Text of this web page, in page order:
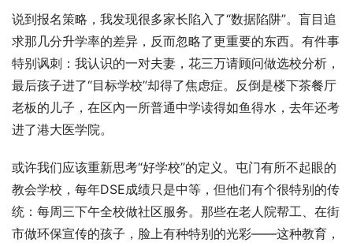
说到报名策略，我发现很多家长陷入了“数据陷阱”。盲目追
求那几分升学率的差异，反而忽略了更重要的东西。有件事
特别讽刺：我认识的一对夫妻，花三万请顾问做选校分析，
最后孩子进了“目标学校”却得了焦虑症。反倒是楼下茶餐厅
老板的儿子，在区內一所普通中学读得如鱼得水，去年还考
进了港大医学院。
或许我们应该重新思考“好学校”的定义。屯门有所不起眼的
教会学校，每年DSE成绩只是中等，但他们有个很特别的传
统：每周三下午全校做社区服务。那些在老人院帮工、在街
市做环保宣传的孩子，脸上有种特别的光彩——这种教育，